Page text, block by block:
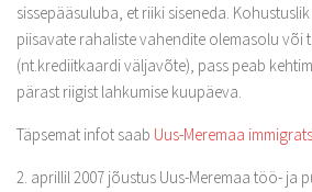
sissepääsuluba, et riiki siseneda.
piisavate rahaliste vahendite olemasolu või
(nt.krediitkaardi väljavõte), pass peab
pärast riigist lahkumise kuupäeva.
Täpsemat infot saab Uus-Meremaa
2. aprillil 2007 jõustus Uus-Meremaa töö- ja